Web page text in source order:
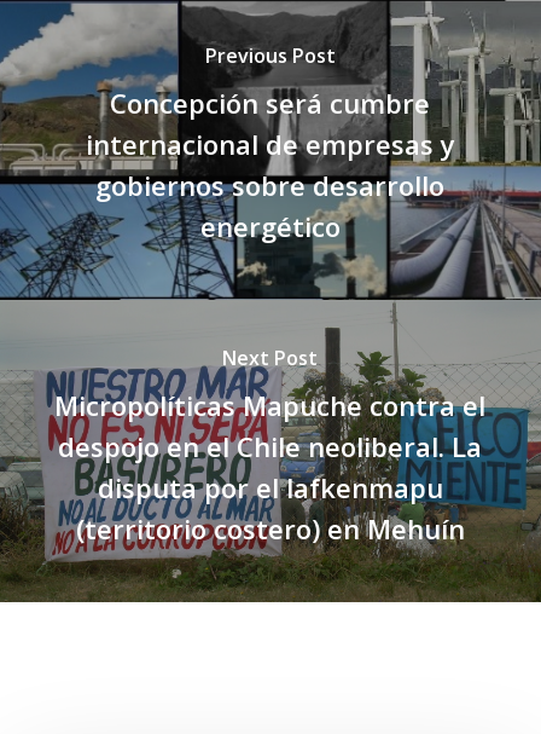
Previous Post
Concepción será cumbre
internacional de empresas y
gobiernos sobre desarrollo
energético
Next Post
Micropolíticas Mapuche contra el
despojo en el Chile neoliberal. La
disputa por el lafkenmapu
(territorio costero) en Mehuín